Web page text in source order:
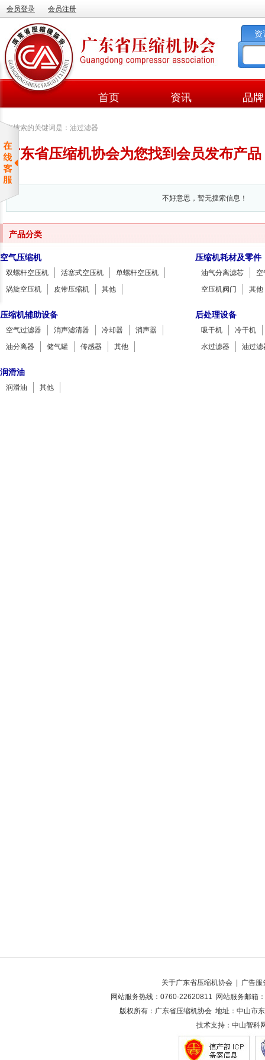
会员登录 会员注册
资
首页 资讯 品牌
您搜索的关键词是：油过滤器
广东省压缩机协会为您找到会员发布产品
不好意思，暂无搜索信息！
产品分类
空气压缩机
双螺杆空压机 活塞式空压机
单螺杆空压机
涡旋空压机
皮带压缩机 其他
压缩机耗材及零件
油气分离滤芯
空
空压机阀门
其他
压缩机辅助设备
空气过滤器 消声滤清器 冷却器
消声器
油分离器
储气罐 传感器 其他
后处理设备
吸干机
冷干机
水过滤器
油过滤
润滑油
润滑油 其他
关于广东省压缩机协会|
广告服
网站服务热线：0760-22620811 网站服务邮
版权所有：广东省压缩机协会 地址：中山市
技术支持： 中山智科